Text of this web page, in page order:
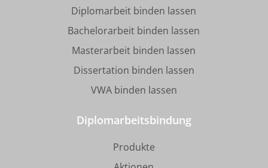
Diplomarbeit binden lassen
Bachelorarbeit binden lassen
Masterarbeit binden lassen
Dissertation binden lassen
VWA binden lassen
Diplomarbeitsbindung
Produkte